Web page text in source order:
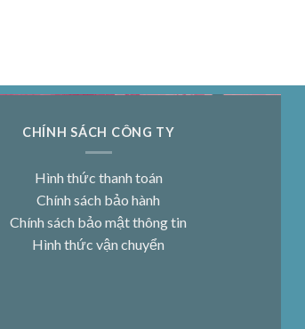
CHÍNH SÁCH CÔNG TY
Hình thức thanh toán
Chính sách bảo hành
Chính sách bảo mật thông tin
Hình thức vận chuyển